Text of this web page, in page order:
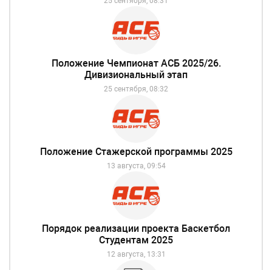
Положение Чемпионат АСБ 2025/26.
Дивизиональный этап
25 сентября, 08:32
Положение Стажерской программы 2025
13 августа, 09:54
Порядок реализации проекта Баскетбол
Студентам 2025
12 августа, 13:31